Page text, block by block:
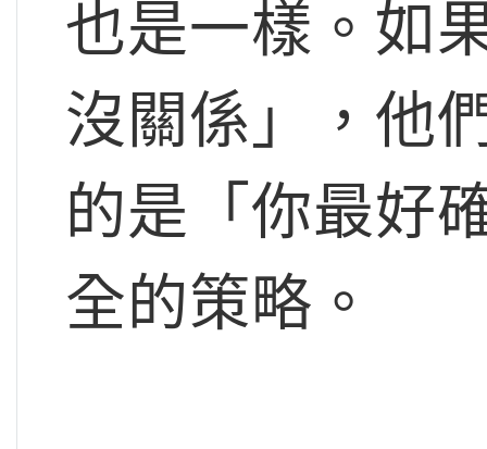
也是一樣。如
沒關係」，他
的是「你最好
全的策略。